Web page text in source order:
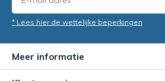
* Lees hier de wettelijke beperkingen
Meer informatie